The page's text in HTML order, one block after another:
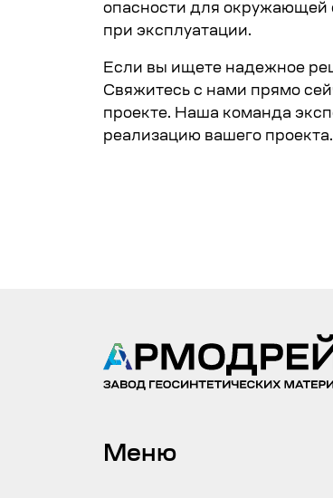
опасности для окружающей
при эксплуатации.
Если вы ищете надежное
Свяжитесь с нами прямо
проекте. Наша команда
реализацию вашего проекта.
Меню